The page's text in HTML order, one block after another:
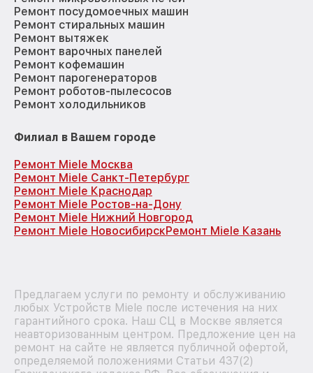
Ремонт посудомоечных машин
Ремонт стиральных машин
Ремонт вытяжек
Ремонт варочных панелей
Ремонт кофемашин
Ремонт парогенераторов
Ремонт роботов-пылесосов
Ремонт холодильников
Филиал в Вашем городе
Ремонт Miele Москва
Ремонт Miele Санкт-Петербург
Ремонт Miele Краснодар
Ремонт Miele Ростов-на-Дону
Ремонт Miele Нижний Новгород
Ремонт Miele НовосибирскРемонт Miele Казань
Предлагаем услуги по ремонту и обслуживанию
любых Устройств Miele после истечения на них
гарантийного срока. Наш СЦ в Москве является
неавторизованным центром. Предложение цен на
ремонт на сайте не является публичной офертой,
определяемой положениями Статьи 437(2)